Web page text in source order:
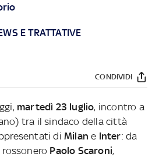
E TRATTATIVE
CONDIVIDI
martedì 23 luglio, incontro a
tra il sindaco della città
diMilane Inter: da
Paolo Scaroni,